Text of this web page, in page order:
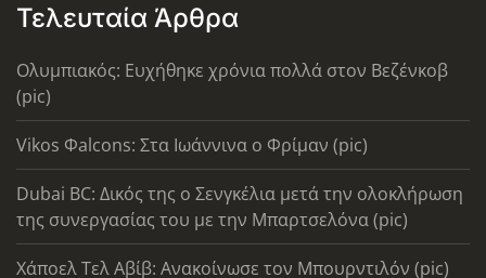
Τελευταία Άρθρα
Ολυμπιακός: Ευχήθηκε χρόνια πολλά στον Βεζένκοβ
(pic)
Vikos Φalcons: Στα Ιωάννινα ο Φρίμαν (pic)
Dubai BC: Δικός της ο Σενγκέλια μετά την ολοκλήρωση
της συνεργασίας του με την Μπαρτσελόνα (pic)
Χάποελ Τελ Αβίβ: Ανακοίνωσε τον Μπουρντιλόν (pic)